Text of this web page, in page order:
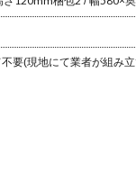
要(現地にて業者が組み